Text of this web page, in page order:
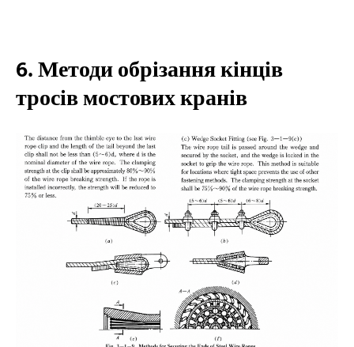
6. Методи обрізання кінців
тросів мостових кранів